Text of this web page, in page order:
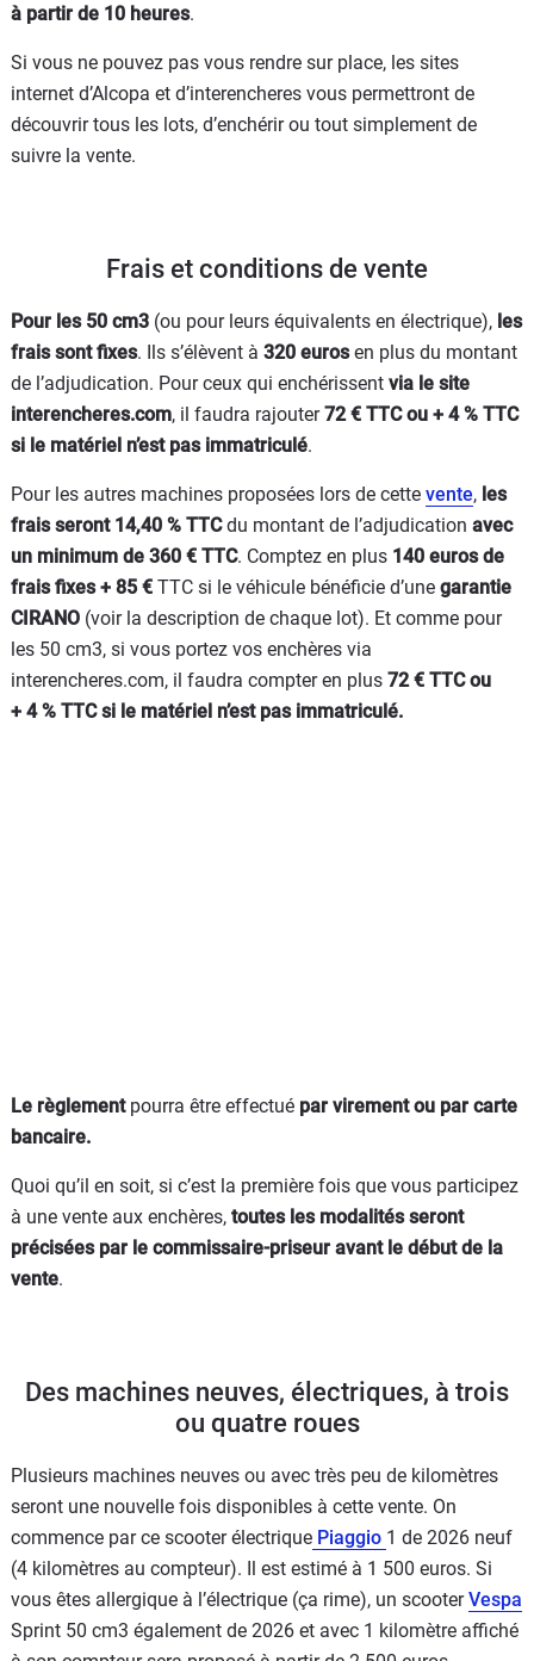
à partir de 10 heures.
Si vous ne pouvez pas vous rendre sur place, les sites
internet d’Alcopa et d’interencheres vous permettront de
découvrir tous les lots, d’enchérir ou tout simplement de
suivre la vente.
Frais et conditions de vente
Pour les 50 cm3 (ou pour leurs équivalents en électrique), les
frais sont fixes. Ils s’élèvent à 320 eurosen plus du montant
de l’adjudication. Pour ceux qui enchérissent via le site
interencheres.com, il faudra rajouter72 € TTC ou + 4 % TTC
si le matériel n’est pas immatriculé.
Pour les autres machines proposées lors de cette vente, les
frais seront 14,40 % TTCdu montant de l’adjudication avec
un minimum de 360 € TTC. Comptez en plus 140 euros de
frais fixes + 85 € TTC si le véhicule bénéficie d’une garantie
CIRANO (voir la description de chaque lot). Et comme pour
les 50 cm3, si vous portez vos enchères via
interencheres.com, il faudra compter en plus 72 € TTC ou
+ 4 % TTC si le matériel n’est pas immatriculé.
Le règlementpourra être effectué par virement ou par carte
bancaire.
Quoi qu’il en soit, si c’est la première fois que vous participez
à une vente aux enchères, toutes les modalités seront
précisées par le commissaire-priseur avant le début de la
vente.
Des machines neuves, électriques, à trois
ou quatre roues
Plusieurs machines neuves ou avec très peu de kilomètres
seront une nouvelle fois disponibles à cette vente. On
commence par ce scooter électrique Piaggio 1 de 2026 neuf
(4 kilomètres au compteur). Il est estimé à 1 500 euros. Si
vous êtes allergique à l’électrique (ça rime), un scooterVespa
Sprint 50 cm3 également de 2026 et avec 1 kilomètre affiché